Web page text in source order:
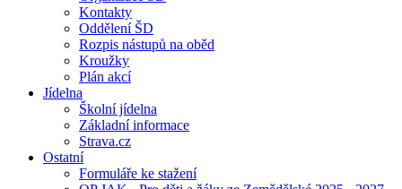
Kontakty
Oddělení ŠD
Rozpis nástupů na oběd
Kroužky
Plán akcí
Jídelna
Školní jídelna
Základní informace
Strava.cz
Ostatní
Formuláře ke stažení